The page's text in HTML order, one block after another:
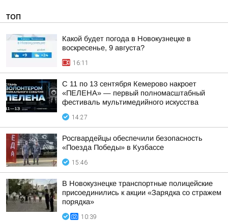
ТОП
Какой будет погода в Новокузнецке в
воскресенье, 9 августа?
16:11
С 11 по 13 сентября Кемерово накроет
«ПЕЛЕНА» — первый полномасштабный
фестиваль мультимедийного искусства
14:27
Росгвардейцы обеспечили безопасность
«Поезда Победы» в Кузбассе
15:46
В Новокузнецке транспортные полицейские
присоединились к акции «Зарядка со стражем
порядка»
10:39